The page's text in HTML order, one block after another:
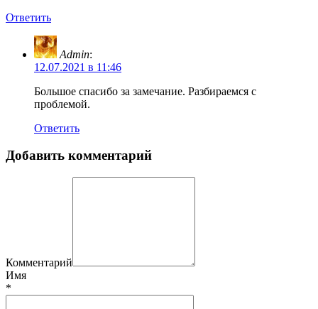
Ответить
Admin:
12.07.2021 в 11:46
Большое спасибо за замечание. Разбираемся с
проблемой.
Ответить
Добавить комментарий
Комментарий
Имя
*